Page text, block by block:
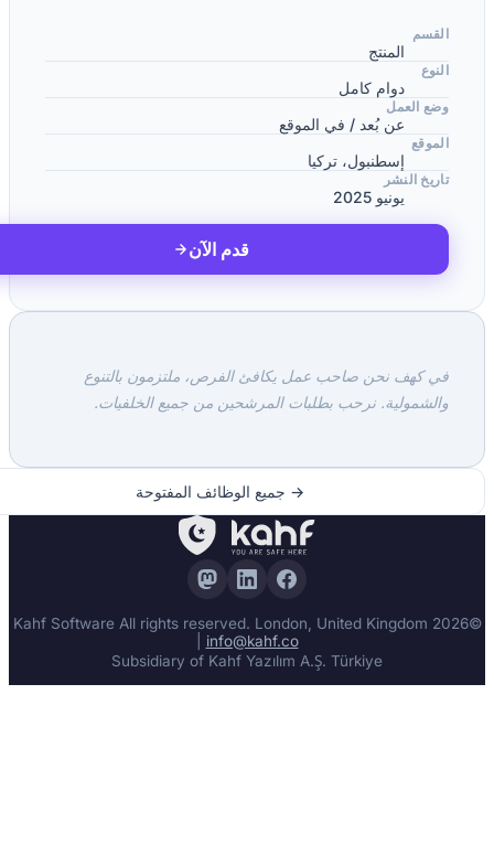
دوام كامل
وضع العمل
عن بُعد / في الموقع
إسطنبول، تركيا
تاريخ النشر
قدم الآن
في كهف نحن صاحب عمل يكافئ الفرص، ملتزمون بالتنوع
والشمولية. نرحب بطلبات المرشحين من جميع الخلفيات.
→ جميع الوظائف المفتوحة
©2026 Kahf Software All rights reserved. London, United Kingdom
|info@kahf.co
Subsidiary of Kahf Yazılım A.Ş. Türkiye